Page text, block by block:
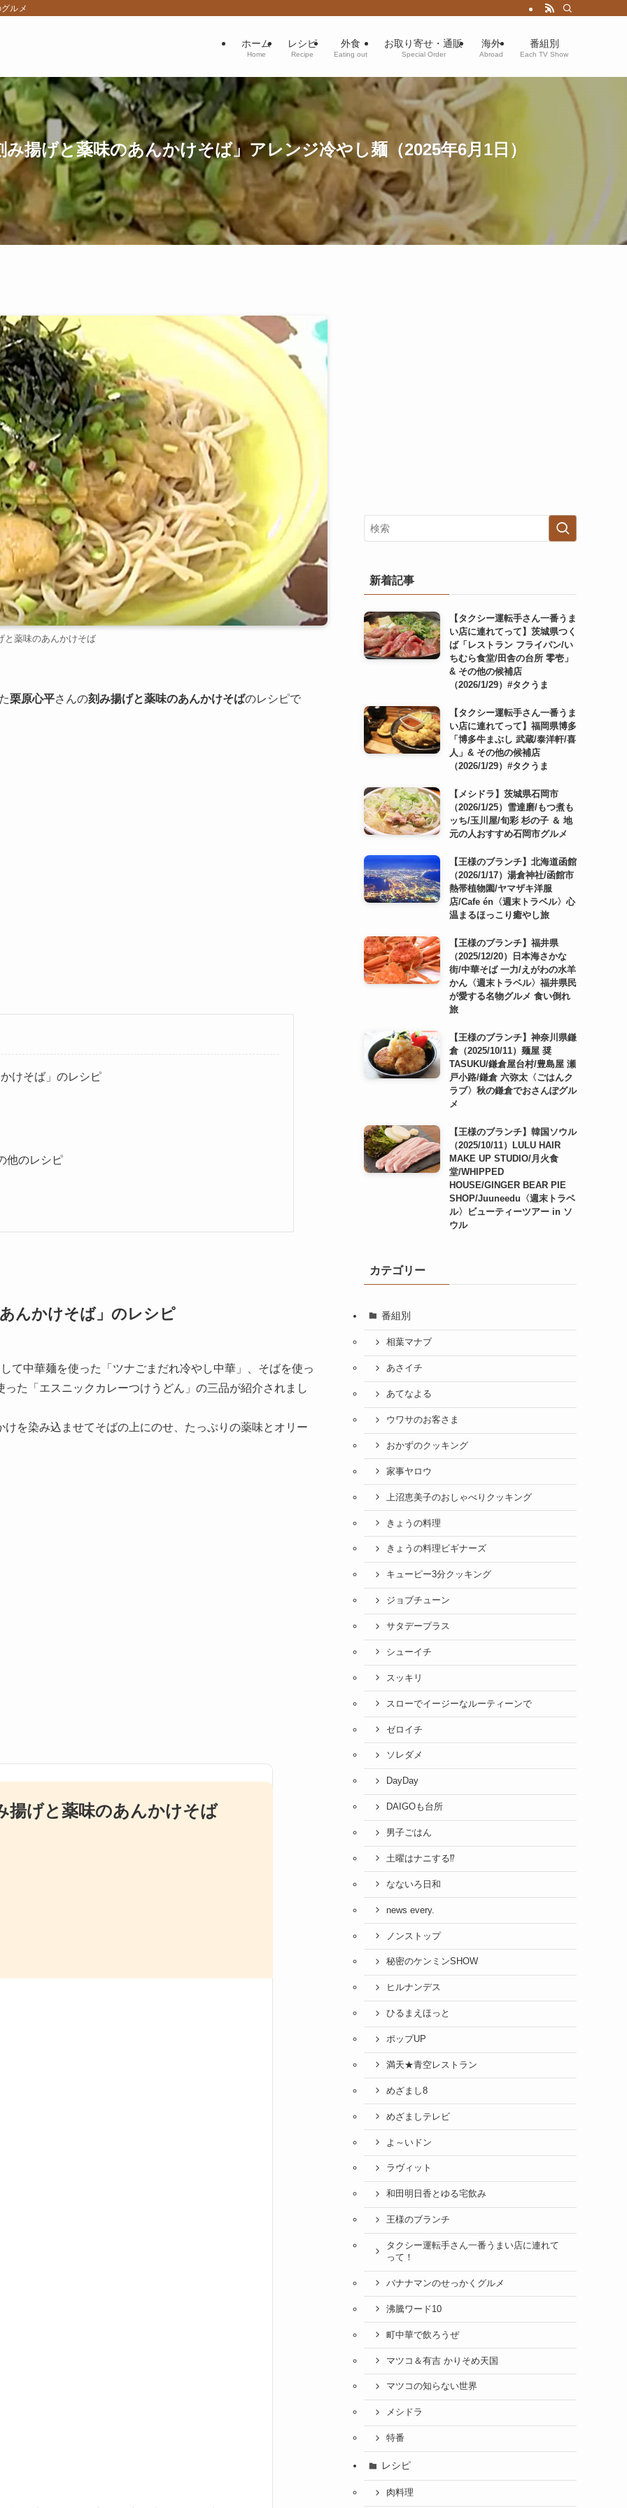
ルメ
ホーム
Home
レシピ
Recipe
外食
Eating out
お取り寄せ・通販
Special Order
海外
Abroad
番組別
Each TV Show
揚げと薬味のあんかけそば」アレンジ冷やし麺（2025年6月1日）
と薬味のあんかけそば
栗原心平さんの刻み揚げと薬味のあんかけそばのレシピで
けそば」のレシピ
他のレシピ
んかけそば」のレシピ
て中華麺を使った「ツナごまだれ冷やし中華」、そばを使っ
た「エスニックカレーつけうどん」の三品が紹介されまし
けを染み込ませてそばの上にのせ、たっぷりの薬味とオリー
揚げと薬味のあんかけそば
新着記事
【タクシー運転手さん一番うま
い店に連れてって】茨城県つく
ば「レストラン フライパン/い
ちむら食堂/田舎の台所 零壱」
& その他の候補店
（2026/1/29）#タクうま
【タクシー運転手さん一番うま
い店に連れてって】福岡県博多
「博多牛まぶし 武蔵/泰洋軒/喜
人」& その他の候補店
（2026/1/29）#タクうま
【メシドラ】茨城県石岡市
（2026/1/25）雪達磨/もつ煮も
ッち/玉川屋/旬彩 杉の子 ＆ 地
元の人おすすめ石岡市グルメ
【王様のブランチ】北海道函館
（2026/1/17）湯倉神社/函館市
熱帯植物園/ヤマザキ洋服
店/Cafe én〈週末トラベル〉心
温まるほっこり癒やし旅
【王様のブランチ】福井県
（2025/12/20）日本海さかな
街/中華そば 一力/えがわの水羊
かん〈週末トラベル〉福井県民
が愛する名物グルメ 食い倒れ
旅
【王様のブランチ】神奈川県鎌
倉（2025/10/11）麺屋 奨
TASUKU/鎌倉屋台村/豊島屋 瀬
戸小路/鎌倉 六弥太〈ごはんク
ラブ〉秋の鎌倉でおさんぽグル
メ
【王様のブランチ】韓国ソウル
（2025/10/11）LULU HAIR
MAKE UP STUDIO/月火食
堂/WHIPPED
HOUSE/GINGER BEAR PIE
SHOP/Juuneedu〈週末トラベ
ル〉ビューティーツアー in ソ
ウル
カテゴリー
番組別
相葉マナブ
あさイチ
あてなよる
ウワサのお客さま
おかずのクッキング
家事ヤロウ
上沼恵美子のおしゃべりクッキング
きょうの料理
きょうの料理ビギナーズ
キューピー3分クッキング
ジョブチューン
サタデープラス
シューイチ
スッキリ
スローでイージーなルーティーンで
ゼロイチ
ソレダメ
DayDay
DAIGOも台所
男子ごはん
土曜はナニする⁉
なないろ日和
news every.
ノンストップ
秘密のケンミンSHOW
ヒルナンデス
ひるまえほっと
ポップUP
満天★青空レストラン
めざまし8
めざましテレビ
よ～いドン
ラヴィット
和田明日香とゆる宅飲み
王様のブランチ
タクシー運転手さん一番うまい店に連れて
って！
バナナマンのせっかくグルメ
沸騰ワード10
町中華で飲ろうぜ
マツコ＆有吉 かりそめ天国
マツコの知らない世界
メシドラ
特番
レシピ
肉料理